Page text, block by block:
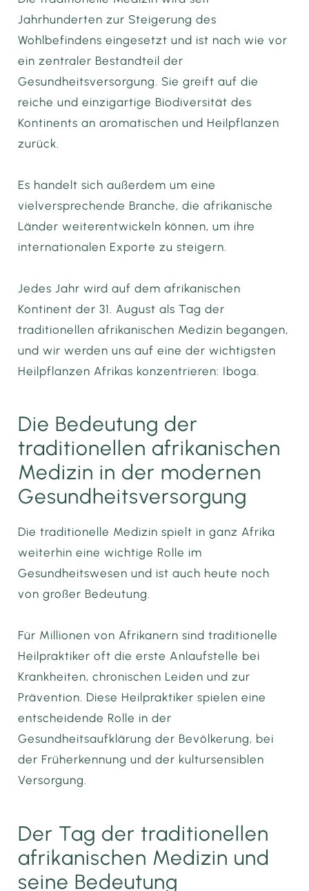
Jahrhunderten zur Steigerung des
Wohlbefindens eingesetzt und ist nach wie vor
ein zentraler Bestandteil der
Gesundheitsversorgung. Sie greift auf die
reiche und einzigartige Biodiversität des
Kontinents an aromatischen und Heilpflanzen
zurück.
Es handelt sich außerdem um eine
vielversprechende Branche, die afrikanische
Länder weiterentwickeln können, um ihre
internationalen Exporte zu steigern.
Jedes Jahr wird auf dem afrikanischen
Kontinent der 31. August als Tag der
traditionellen afrikanischen Medizin begangen,
und wir werden uns auf eine der wichtigsten
Heilpflanzen Afrikas konzentrieren: Iboga.
Die Bedeutung der
traditionellen afrikanischen
Medizin in der modernen
Gesundheitsversorgung
Die traditionelle Medizin spielt in ganz Afrika
weiterhin eine wichtige Rolle im
Gesundheitswesen und ist auch heute noch
von großer Bedeutung.
Für Millionen von Afrikanern sind traditionelle
Heilpraktiker oft die erste Anlaufstelle bei
Krankheiten, chronischen Leiden und zur
Prävention. Diese Heilpraktiker spielen eine
entscheidende Rolle in der
Gesundheitsaufklärung der Bevölkerung, bei
der Früherkennung und der kultursensiblen
Versorgung.
Der Tag der traditionellen
afrikanischen Medizin und
seine Bedeutung